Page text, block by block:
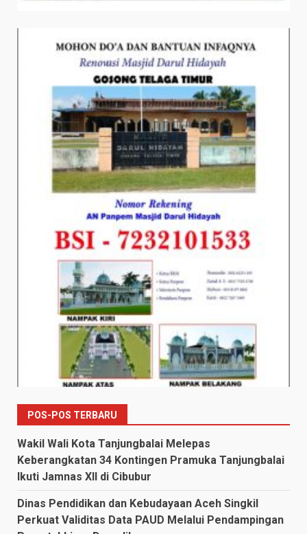
POS-POS TERBARU
Wakil Wali Kota Tanjungbalai Melepas
Keberangkatan 34 Kontingen Pramuka Tanjungbalai
Ikuti Jamnas XII di Cibubur
Dinas Pendidikan dan Kebudayaan Aceh Singkil
Perkuat Validitas Data PAUD Melalui Pendampingan